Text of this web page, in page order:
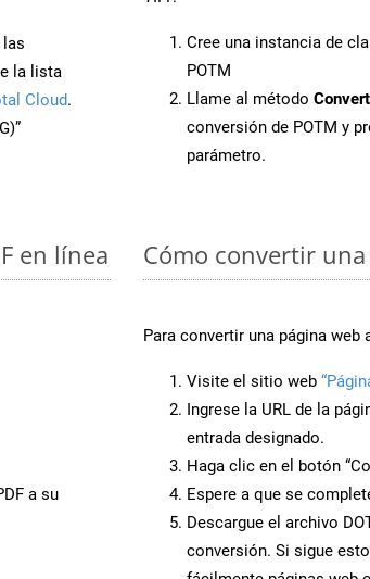
la lista
Cloud.
Cree una instancia de
POTM
Llame al método Convert
conversión de POTM y
parámetro.
en línea
a su
Cómo convertir
Para convertir una página
Visite el sitio web
Ingrese la URL de la
entrada designado.
Haga clic en el botón
Espere a que se
Descargue el archivo
conversión. Si sigue